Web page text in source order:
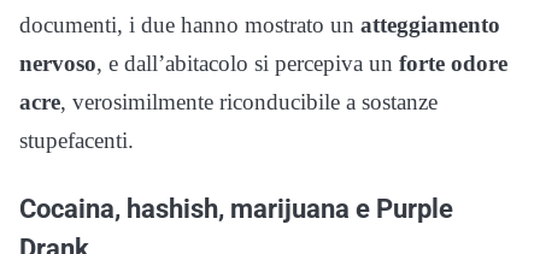
documenti, i due hanno mostrato un atteggiamento
nervoso, e dall’abitacolo si percepiva un forte odore
acre, verosimilmente riconducibile a sostanze
stupefacenti.
Cocaina, hashish, marijuana e Purple
Drank